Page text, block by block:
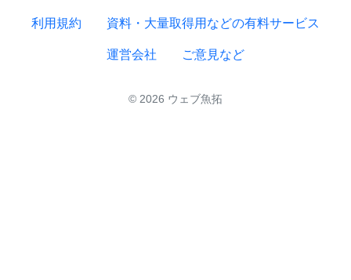
利用規約 資料・大量取得用などの有料サービス
運営会社 ご意見など
© 2026 ウェブ魚拓